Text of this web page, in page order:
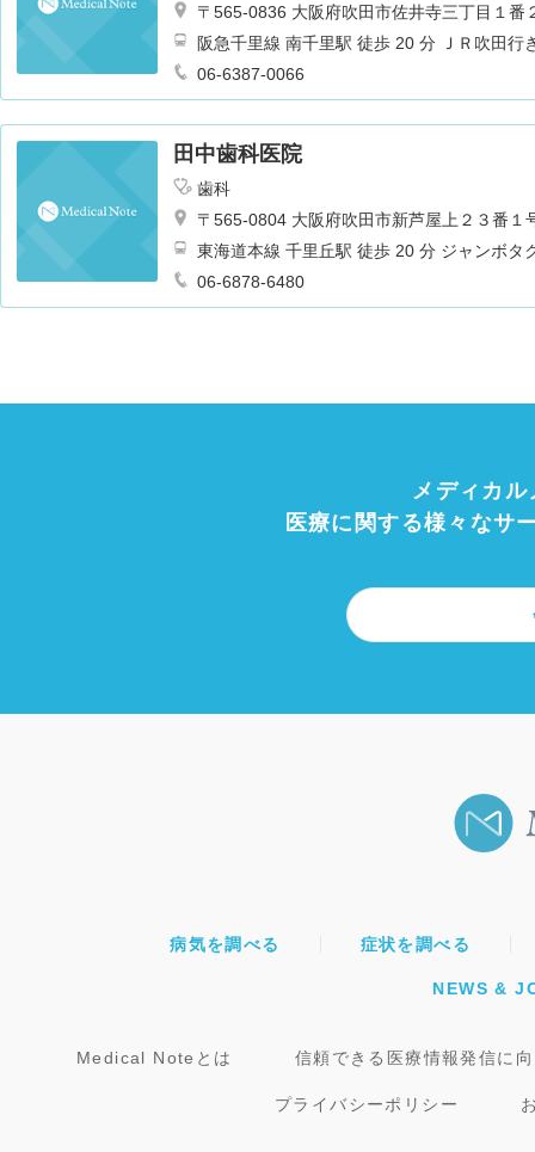
〒565-0836 大阪府吹田市佐井寺三丁目１番
阪急千里線 南千里駅 徒歩 20 分 ＪＲ吹田行
06-6387-0066
田中歯科医院
歯科
〒565-0804 大阪府吹田市新芦屋上２３番
東海道本線 千里丘駅 徒歩 20 分 ジャンボタ
下車徒歩５分
06-6878-6480
メディカ
医療に関する様々なサ
病気を調べる 症状を調べる
NEWS &
Medical Noteとは 信頼できる医療情報発信に
プライバシーポリシー